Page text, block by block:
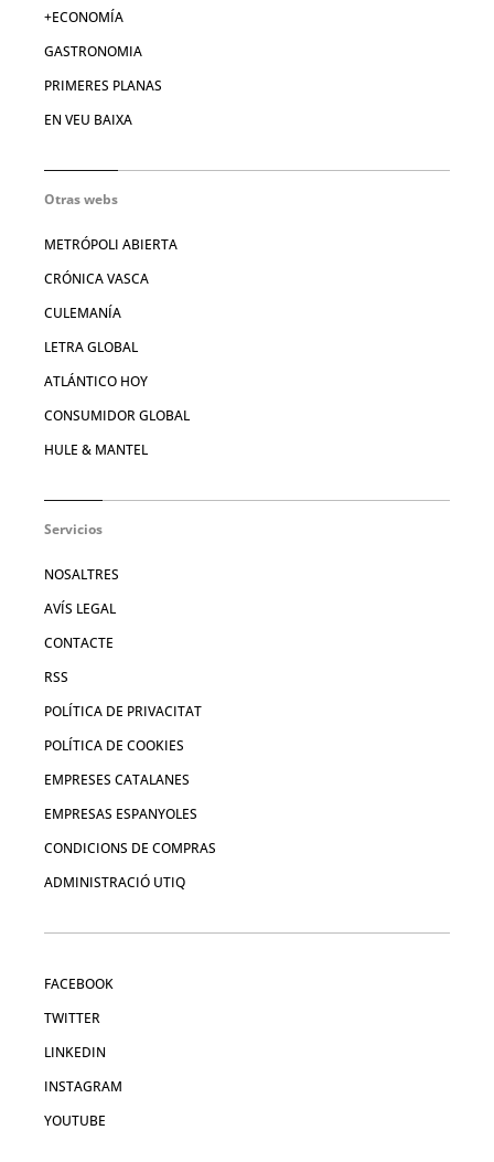
+ECONOMÍA
GASTRONOMIA
PRIMERES PLANAS
EN VEU BAIXA
Otras webs
METRÓPOLI ABIERTA
CRÓNICA VASCA
CULEMANÍA
LETRA GLOBAL
ATLÁNTICO HOY
CONSUMIDOR GLOBAL
HULE & MANTEL
Servicios
NOSALTRES
AVÍS LEGAL
CONTACTE
RSS
POLÍTICA DE PRIVACITAT
POLÍTICA DE COOKIES
EMPRESES CATALANES
EMPRESAS ESPANYOLES
CONDICIONS DE COMPRAS
ADMINISTRACIÓ UTIQ
FACEBOOK
TWITTER
LINKEDIN
INSTAGRAM
YOUTUBE